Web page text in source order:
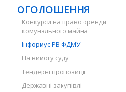
ОГОЛОШЕННЯ
Конкурси на право оренди
комунального майна
Інформує РВ ФДМУ
На вимогу суду
Тендерні пропозиції
Державні закупівлі